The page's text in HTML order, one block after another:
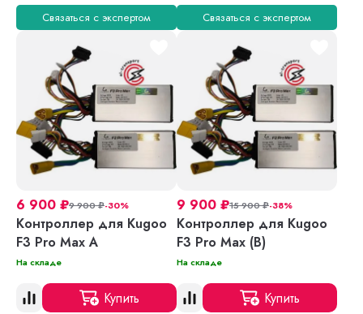
Связаться с экспертом Связаться с экспертом
6 900 ₽9 900₽-30%
Контроллер для Kugoo
F3 Pro Max A
На складе
Купить
9 900 ₽15 900₽-38%
Контроллер для Kugoo
F3 Pro Max (B)
На складе
Купить